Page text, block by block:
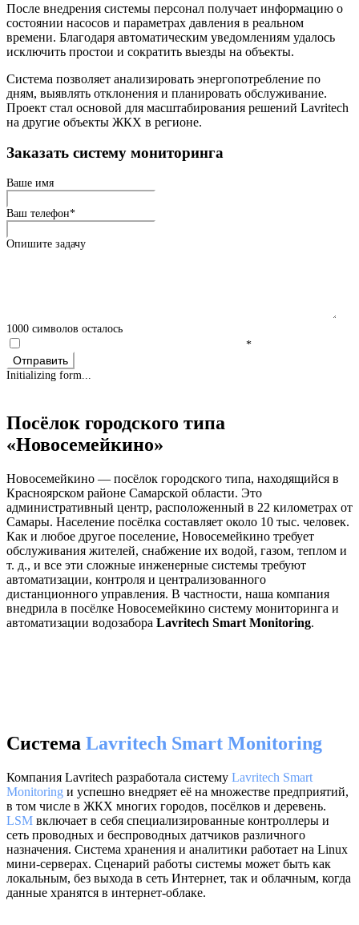
После внедрения системы персонал получает информацию о
состоянии насосов и параметрах давления в реальном
времени. Благодаря автоматическим уведомлениям удалось
исключить простои и сократить выезды на объекты.
Система позволяет анализировать энергопотребление по
дням, выявлять отклонения и планировать обслуживание.
Проект стал основой для масштабирования решений Lavritech
на другие объекты ЖКХ в регионе.
Заказать систему мониторинга
Ваше имя
Ваш телефон*
Опишите задачу
1000 символов осталось
*
Отправить
Initializing form...
Посёлок городского типа
«Новосемейкино»
Новосемейкино — посёлок городского типа, находящийся в
Красноярском районе Самарской области. Это
административный центр, расположенный в 22 километрах от
Самары. Население посёлка составляет около 10 тыс. человек.
Как и любое другое поселение, Новосемейкино требует
обслуживания жителей, снабжение их водой, газом, теплом и
т. д., и все эти сложные инженерные системы требуют
автоматизации, контроля и централизованного
дистанционного управления. В частности, наша компания
внедрила в посёлке Новосемейкино систему мониторинга и
автоматизации водозабора Lavritech Smart Monitoring.
Система Lavritech Smart Monitoring
Компания Lavritech разработала систему Lavritech Smart
Monitoring и успешно внедряет её на множестве предприятий,
в том числе в ЖКХ многих городов, посёлков и деревень.
LSM включает в себя специализированные контроллеры и
сеть проводных и беспроводных датчиков различного
назначения. Система хранения и аналитики работает на Linux
мини-серверах. Сценарий работы системы может быть как
локальным, без выхода в сеть Интернет, так и облачным, когда
данные хранятся в интернет-облаке.